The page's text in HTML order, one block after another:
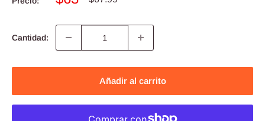
venta
Cantidad:
Añadir al carrito